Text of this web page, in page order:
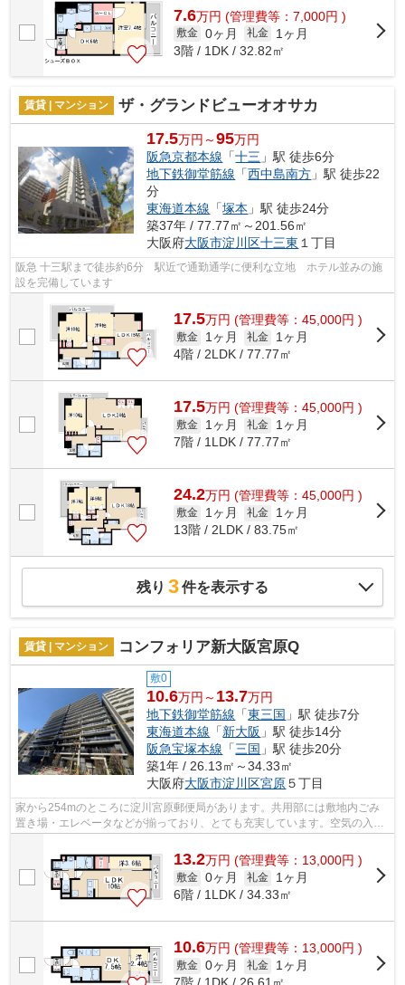
7.6万円 (管理費等：7,000円 )
敷金 0ヶ月 礼金
1ヶ月
3階 / 1DK / 32.82㎡
賃貸 | マンション ザ・グランドビューオオサカ
17.5万円～95万円
阪急京都本線 「十三 」駅 徒歩6分
地下鉄御堂筋線 「西中島南方 」駅 徒歩22
分
東海道本線 「塚本 」駅 徒歩24分
築37年 / 77.77㎡～201.56㎡
大阪府大阪市淀川区十三東 １丁目
阪急 十三駅まで徒歩約6分 駅近で通勤通学に便利な立地 ホテル並みの施
設を完備しています
17.5万円 (管理費等：45,000円 )
敷金 1ヶ月 礼金
1ヶ月
4階 / 2LDK / 77.77㎡
17.5万円 (管理費等：45,000円 )
敷金 1ヶ月 礼金
1ヶ月
7階 / 1LDK / 77.77㎡
24.2万円 (管理費等：45,000円 )
敷金 1ヶ月 礼金
1ヶ月
13階 / 2LDK / 83.75㎡
残り 3件を表示する
賃貸 | マンション コンフォリア新大阪宮原Q
敷0
10.6万円～ 13.7万円
地下鉄御堂筋線 「東三国 」駅 徒歩7分
東海道本線 「新大阪 」駅 徒歩14分
阪急宝塚本線 「三国 」駅 徒歩20分
築1年 / 26.13㎡～34.33㎡
大阪府大阪市淀川区宮原５丁目
家から254mのところに淀川宮原郵便局があります。共用部には敷地内ごみ
置き場・エレベータなどが揃っており、とても充実しています。空気の入れ
替えができる風通しの良い物件です。防...
13.2万円 (管理費等：13,000円 )
敷金 0ヶ月 礼金
1ヶ月
6階 / 1LDK / 34.33㎡
10.6万円 (管理費等：13,000円 )
敷金 0ヶ月 礼金
1ヶ月